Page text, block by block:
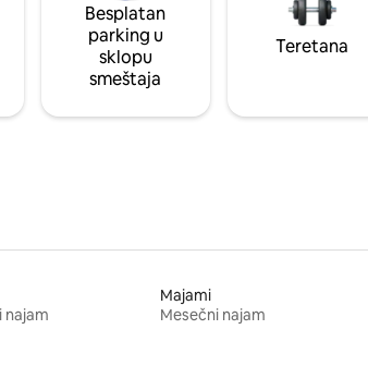
Besplatan
parking u
sklopu
smeštaja
Teretana
najam
Majami
Mesečni najam